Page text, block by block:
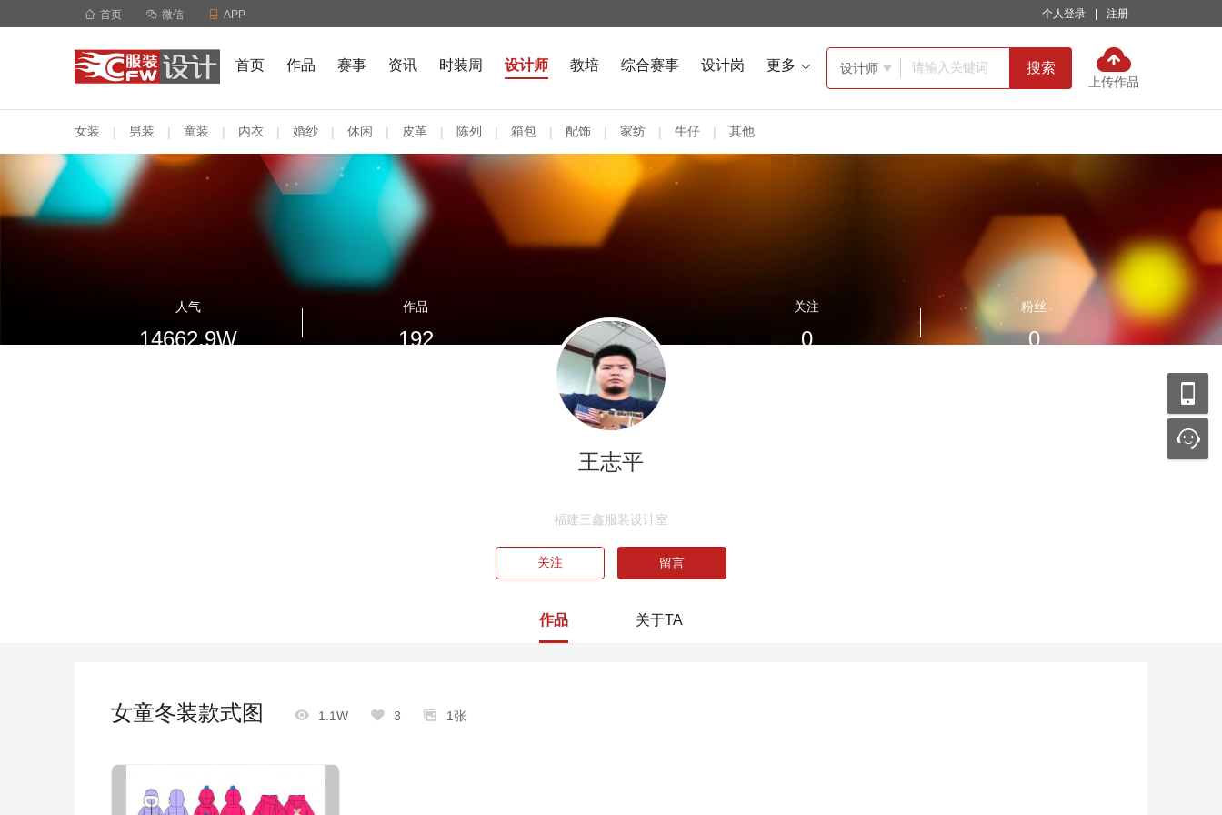
 首页  微信  APP 个人登录 注册
首页 作品 赛事 资讯 时装周 设计师 教培 综合赛事 设计岗 更多  设计师  搜索
上传作品
女装 | 男装 | 童装 | 内衣 | 婚纱 | 休闲 | 皮革 | 陈列 | 箱包 | 配饰 | 家纺 | 牛仔 | 其他
人气
14662.9W
作品
192
关注
0
粉丝
0
王志平
福建三鑫服装设计室
关注 留言
作品 关于TA
女童冬装款式图  1.1W  3  1张